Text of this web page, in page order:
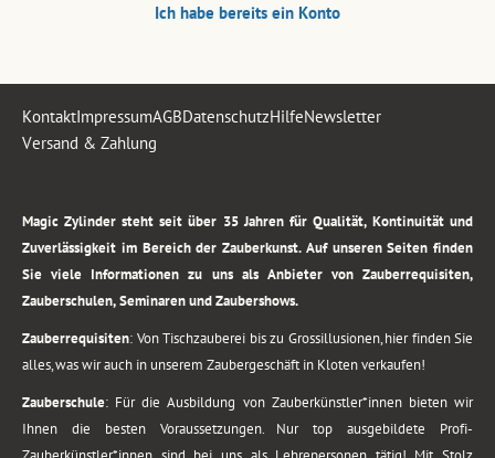
Ich habe bereits ein Konto
KontaktImpressumAGBDatenschutzHilfeNewsletter
Versand & Zahlung
Magic Zylinder steht seit über 35 Jahren für Qualität, Kontinuität und
Zuverlässigkeit im Bereich der Zauberkunst. Auf unseren Seiten finden
Sie viele Informationen zu uns als Anbieter von Zauberrequisiten,
Zauberschulen, Seminaren und Zaubershows.
Zauberrequisiten: Von Tischzauberei bis zu Grossillusionen, hier finden Sie
alles, was wir auch in unserem Zaubergeschäft in Kloten verkaufen!
Zauberschule: Für die Ausbildung von Zauberkünstler*innen bieten wir
Ihnen die besten Voraussetzungen. Nur top ausgebildete Profi-